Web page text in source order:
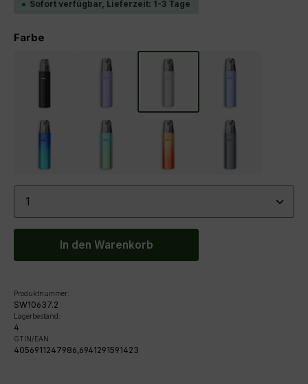
Sofort verfügbar, Lieferzeit: 1-3 Tage
Farbe
Produkt Anzahl: Gib den gewünschten Wert ein
In den Warenkorb
Produktnummer:
SW10637.2
Lagerbestand:
4
GTIN/EAN:
4056911247986,6941291591423